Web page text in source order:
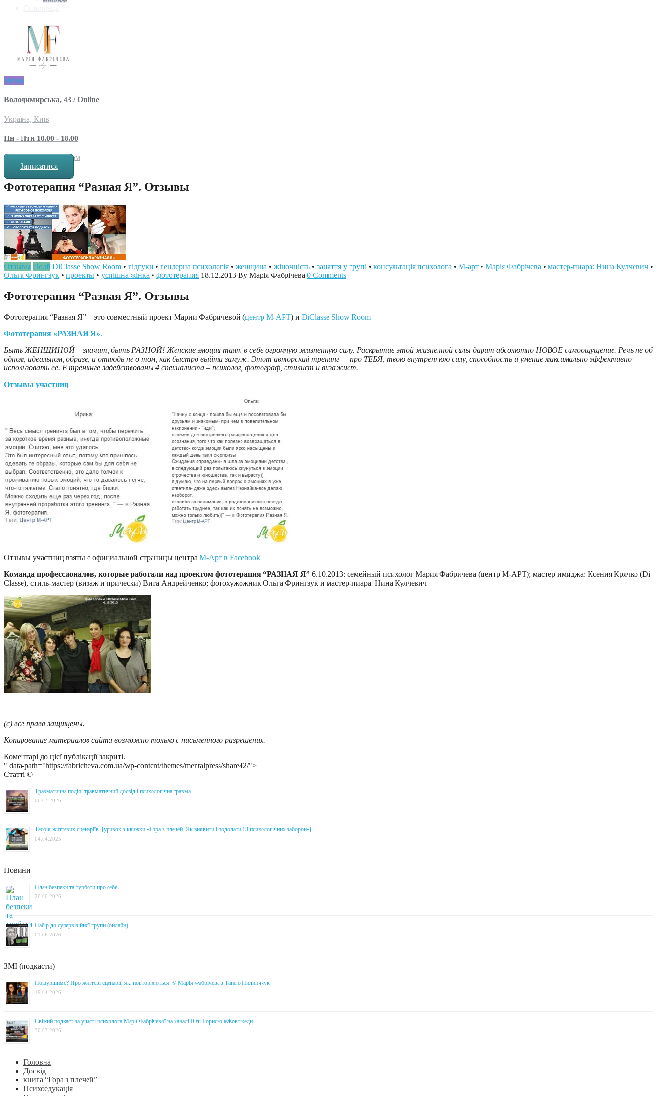
Меню
Володимирська, 43 / Online
Україна, Київ
Пн - Птн 10.00 - 18.00
за попереднім записом
Записатися
Фототерапия “Разная Я”. Отзывы
Отзывы Події DiClasse Show Room • відгуки • гендерна психологія • женщина • жіночність • заняття у групі • консультація психолога • М-арт • Марія Фабрічева • мастер-пиара: Нина Кулчевич •
Ольга Фрингзук • проекты • успішна жінка • фототерапия 18.12.2013 By Марія Фабрічева 0 Comments
Фототерапия “Разная Я”. Отзывы
Фототерапия “Разная Я” – это совместный проект Марии Фабричевой (центр М-АРТ) и DiClasse Show Room
Фототерапия «РАЗНАЯ Я».
Быть ЖЕНЩИНОЙ – значит, быть РАЗНОЙ! Женские эмоции таят в себе огромную жизненную силу. Раскрытие этой жизненной силы дарит абсолютно НОВОЕ самоощущение. Речь не об
одном, идеальном, образе, и отнюдь не о том, как быстро выйти замуж. Этот авторский тренинг — про ТЕБЯ, твою внутреннюю силу, способность и умение максимально эффективно
использовать её. В тренинге задействованы 4 специалиста – психолог, фотограф, стилист и визажист.
Отзывы участниц
Отзывы участниц взяты с официальной страницы центра М-Арт в Facebook
Команда профессионалов, которые работали над проектом фототерапия “РАЗНАЯ Я” 6.10.2013: семейный психолог Мария Фабричева (центр М-АРТ); мастер имиджа: Ксения Крячко (Di
Classe), стиль-мастер (визаж и прически) Вита Андрейченко; фотохужожник Ольга Фрингзук и мастер-пиара: Нина Кулчевич
(с) все права защищены.
Копирование материалов сайта возможно только с письменного разрешения.
Коментарі до цієї публікації закриті.
" data-path="https://fabricheva.com.ua/wp-content/themes/mentalpress/share42/">
Статті ©
Травматична подія, травматичний досвід і психологічна травма
06.03.2026
Теорія життєвих сценаріїв. [уривок з книжки «Гора з плечей. Як виявити і подолати 13 психологічних заборон»]
04.04.2025
Новини
План безпеки та турботи про себе
20.06.2026
Набір до супервізійної групи (онлайн)
01.06.2026
ЗМІ (подкасти)
Пошуршимо? Про життєві сценарії, які повторюються. © Марія Фабрічева з Танею Пилипччук
19.04.2026
Свіжий подкаст за участі психолога Марії Фабрічевої на каналі Юлі Бориско #Жовтікеди
30.03.2026
Головна
Досвід
книга “Гора з плечей”
Психоедукація